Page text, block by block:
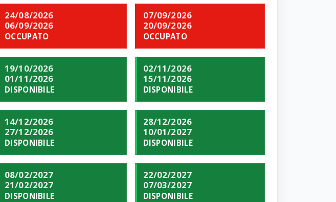
24/08/2026
06/09/2026
OCCUPATO
07/09/2026
20/09/2026
OCCUPATO
19/10/2026
01/11/2026
DISPONIBILE
02/11/2026
15/11/2026
DISPONIBILE
14/12/2026
27/12/2026
DISPONIBILE
28/12/2026
10/01/2027
DISPONIBILE
08/02/2027
21/02/2027
DISPONIBILE
22/02/2027
07/03/2027
DISPONIBILE